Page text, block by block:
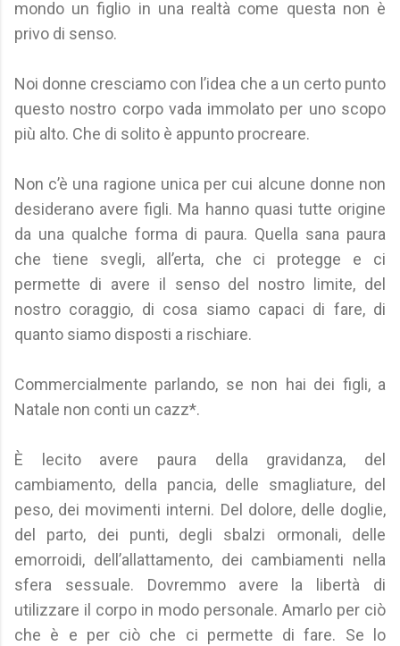
mondo un figlio in una realtà come questa non è
privo di senso.
Noi donne cresciamo con l’idea che a un certo punto
questo nostro corpo vada immolato per uno scopo
più alto. Che di solito è appunto procreare.
Non c’è una ragione unica per cui alcune donne non
desiderano avere figli. Ma hanno quasi tutte origine
da una qualche forma di paura. Quella sana paura
che tiene svegli, all’erta, che ci protegge e ci
permette di avere il senso del nostro limite, del
nostro coraggio, di cosa siamo capaci di fare, di
quanto siamo disposti a rischiare.
Commercialmente parlando, se non hai dei figli, a
Natale non conti un cazz*.
È lecito avere paura della gravidanza, del
cambiamento, della pancia, delle smagliature, del
peso, dei movimenti interni. Del dolore, delle doglie,
del parto, dei punti, degli sbalzi ormonali, delle
emorroidi, dell’allattamento, dei cambiamenti nella
sfera sessuale. Dovremmo avere la libertà di
utilizzare il corpo in modo personale. Amarlo per ciò
che è e per ciò che ci permette di fare. Se lo